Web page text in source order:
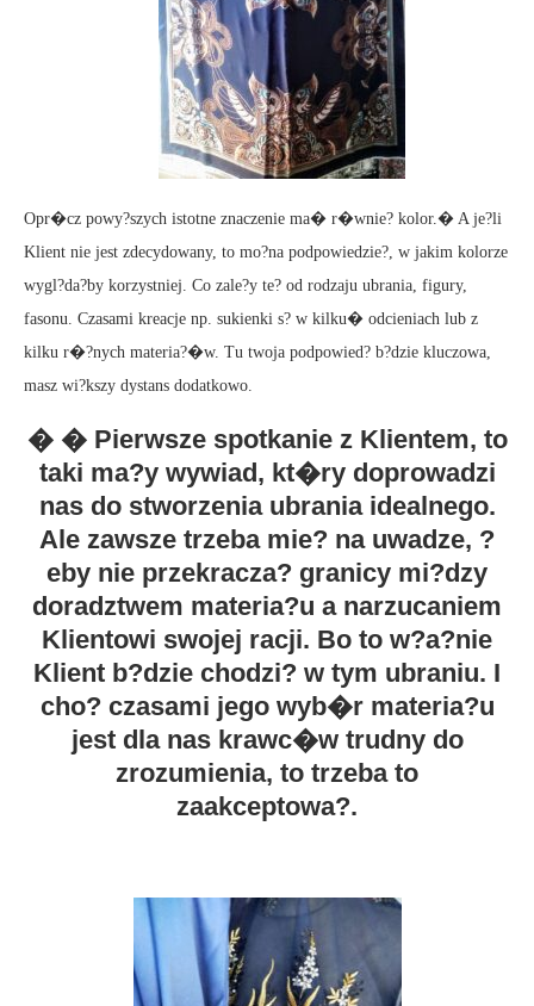
Opr�cz powy?szych istotne znaczenie ma� r�wnie? kolor.� A je?li
Klient nie jest zdecydowany, to mo?na podpowiedzie?, w jakim kolorze
wygl?da?by korzystniej. Co zale?y te? od rodzaju ubrania, figury,
fasonu. Czasami kreacje np. sukienki s? w kilku� odcieniach lub z
kilku r�?nych materia?�w. Tu twoja podpowied? b?dzie kluczowa,
masz wi?kszy dystans dodatkowo.
� � Pierwsze spotkanie z Klientem, to
taki ma?y wywiad, kt�ry doprowadzi
nas do stworzenia ubrania idealnego.
Ale zawsze trzeba mie? na uwadze, ?
eby nie przekracza? granicy mi?dzy
doradztwem materia?u a narzucaniem
Klientowi swojej racji. Bo to w?a?nie
Klient b?dzie chodzi? w tym ubraniu. I
cho? czasami jego wyb�r materia?u
jest dla nas krawc�w trudny do
zrozumienia, to trzeba to
zaakceptowa?.